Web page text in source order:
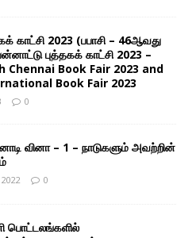
காட்சி 2023 (பபாசி – 46ஆவது
புத்தகக் காட்சி 2023 –
Chennai Book Fair 2023 and
Book Fair 2023
0
வினா – 1 – நாடுகளும் அவற்றின்
0
பொட்டலங்களில்